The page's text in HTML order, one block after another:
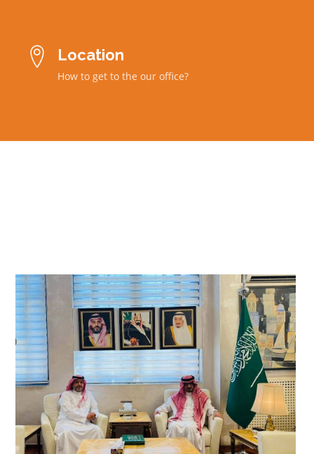
 Location
How to get to the our office?